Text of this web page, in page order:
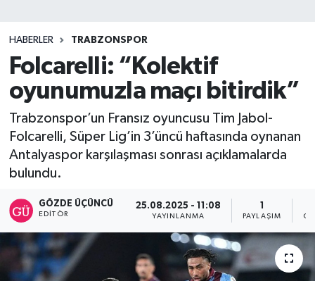
HABERLER TRABZONSPOR
Folcarelli: “Kolektif
oyunumuzla maçı bitirdik”
Trabzonspor’un Fransız oyuncusu Tim Jabol-
Folcarelli, Süper Lig’in 3’üncü haftasında oynanan
Antalyaspor karşılaşması sonrası açıklamalarda
bulundu.
GÖZDE ÜÇÜNCÜ
EDITÖR
25.08.2025 - 11:08
YAYINLANMA
1
PAYLAŞIM
Teknoloji
TRABZON
TRABZONSPOR
Yaşam